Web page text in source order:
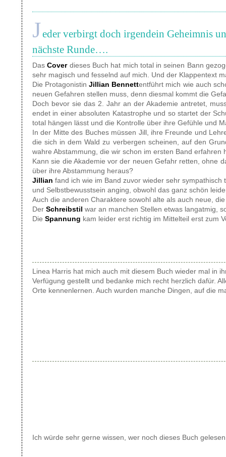
Jeder verbirgt doch irgendein Geheimnis
nächste Runde….
DasCover dieses Buch hat mich total in seinen Bann
sehr magisch und fesselnd auf mich. Und der Klappentext
Die ProtagonistinJillian Bennettentführt mich wie auch
neuen Gefahren stellen muss, denn diesmal kommt die
Doch bevor sie das 2. Jahr an der Akademie antretet,
endet in einer absoluten Katastrophe und so startet der
total hängen lässt und die Kontrolle über ihre Gefühle und
In der Mitte des Buches müssen Jill, ihre Freunde und
die sich in dem Wald zu verbergen scheinen, auf den
wahre Abstammung, die wir schon im ersten Band
Kann sie die Akademie vor der neuen Gefahr retten, ohne
über ihre Abstammung heraus?
Jillian fand ich wie im Band zuvor wieder sehr
und Selbstbewusstsein anging, obwohl das ganz schön
Auch die anderen Charaktere sowohl alte als auch neue,
Der Schreibstil war an manchen Stellen etwas langatmig,
Die Spannung kam leider erst richtig im Mittelteil erst zum
Linea Harris hat mich auch mit diesem Buch wieder mal in
Verfügung gestellt und bedanke mich recht herzlich dafür.
Orte kennenlernen. Auch wurden manche Dingen, auf die
Ich würde sehr gerne wissen, wer noch dieses Buch